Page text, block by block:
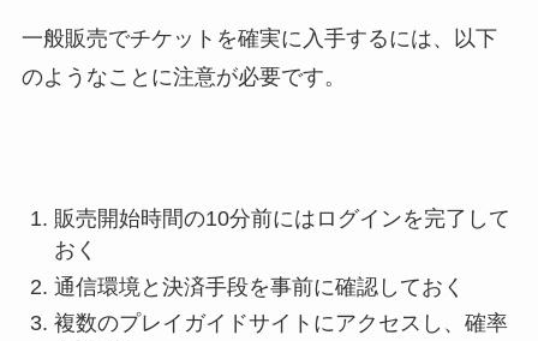
一般販売でチケットを確実に入手するには、以下
のようなことに注意が必要です。
販売開始時間の10分前にはログインを完了して
おく
通信環境と決済手段を事前に確認しておく
複数のプレイガイドサイトにアクセスし、確率